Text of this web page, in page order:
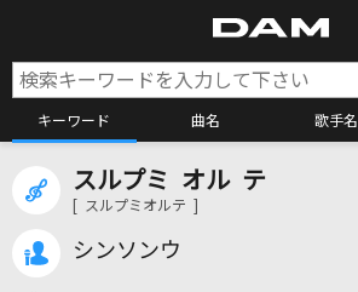
キーワード 曲名 歌手名
カラオケ検索
スルプミ オル テ
[ スルプミオルテ ]
シンソンウ